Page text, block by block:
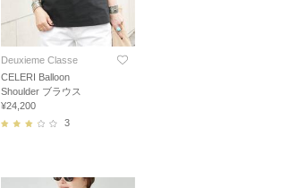
Deuxieme Classe
CELERI Balloon
Shoulder ブラウス
¥24,200
3